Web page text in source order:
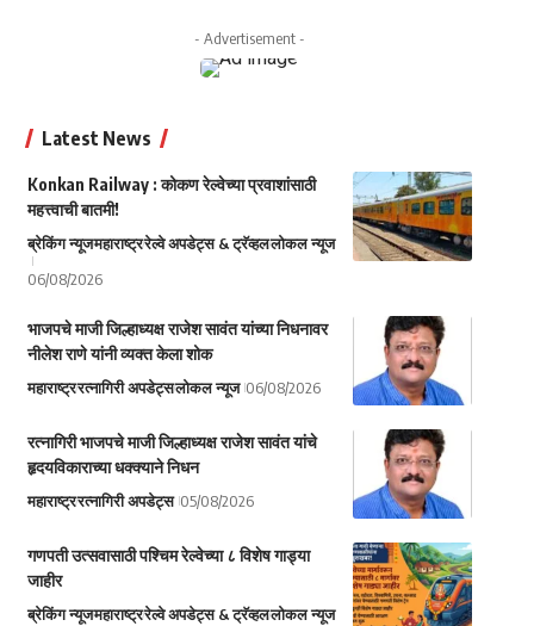
- Advertisement -
Latest News
Konkan Railway : कोकण रेल्वेच्या प्रवाशांसाठी
महत्त्वाची बातमी!
ब्रेकिंग न्यूजमहाराष्ट्ररेल्वे अपडेट्स & ट्रॅव्हललोकल न्यूज
06/08/2026
भाजपचे माजी जिल्हाध्यक्ष राजेश सावंत यांच्या निधनावर
नीलेश राणे यांनी व्यक्त केला शोक
महाराष्ट्ररत्नागिरी अपडेट्सलोकल न्यूज 06/08/2026
रत्नागिरी भाजपचे माजी जिल्हाध्यक्ष राजेश सावंत यांचे
हृदयविकाराच्या धक्क्याने निधन
महाराष्ट्ररत्नागिरी अपडेट्स 05/08/2026
गणपती उत्सवासाठी पश्चिम रेल्वेच्या ८ विशेष गाड्या
जाहीर
ब्रेकिंग न्यूजमहाराष्ट्ररेल्वे अपडेट्स & ट्रॅव्हललोकल न्यूज